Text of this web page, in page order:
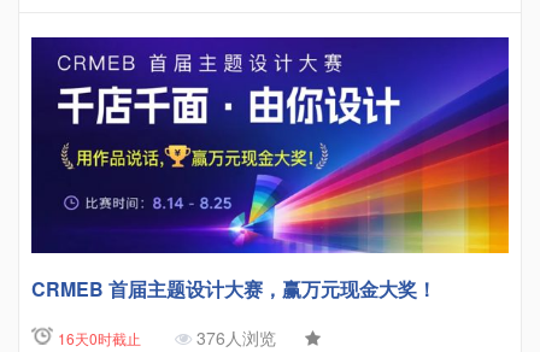
CRMEB 首届主题设计大赛，赢万元现金大奖！
16天0时截止 376人浏览